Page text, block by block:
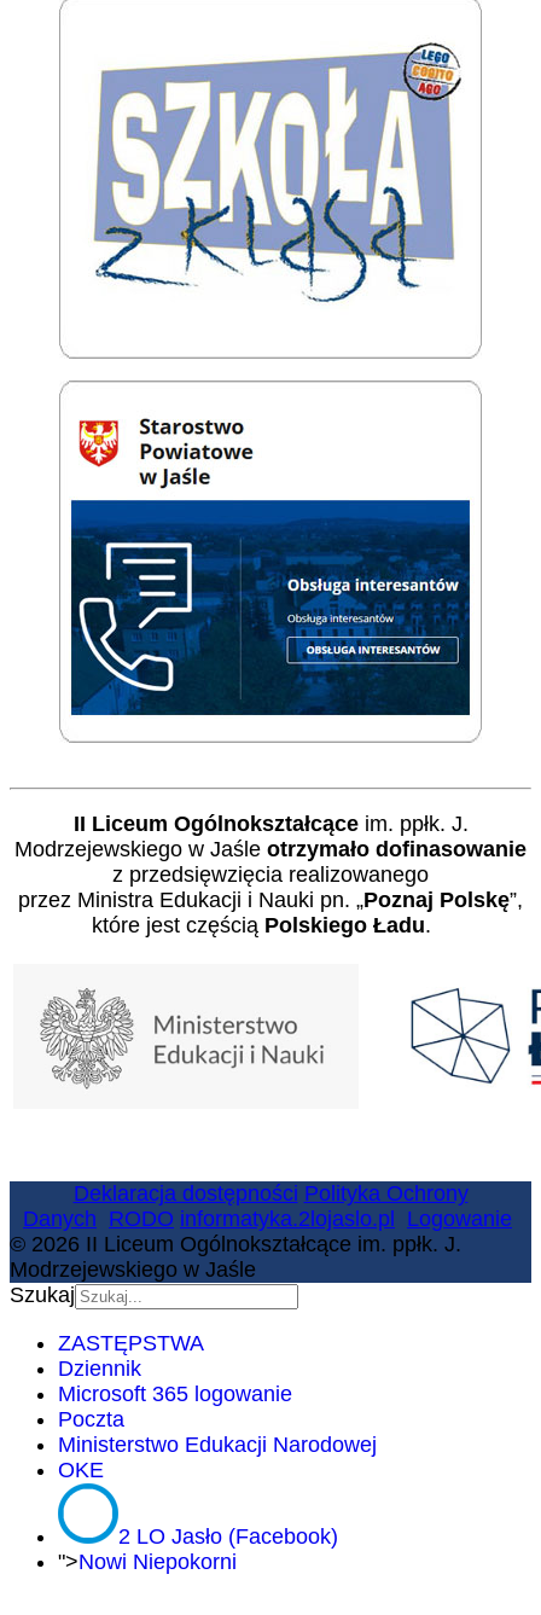
II Liceum Ogólnokształcąceim. ppłk. J.
Modrzejewskiego w Jaśle otrzymało dofinasowanie
z przedsięwzięcia realizowanego
przez Ministra Edukacji i Nauki pn. „Poznaj Polskę”,
które jest częścią Polskiego Ładu.
Deklaracja dostępności Polityka Ochrony
Danych RODO informatyka.2lojaslo.pl
Logowanie
© 2026 II Liceum Ogólnokształcące im. ppłk. J.
Modrzejewskiego w Jaśle
Szukaj
ZASTĘPSTWA
Dziennik
Microsoft 365 logowanie
Poczta
Ministerstwo Edukacji Narodowej
OKE
2 LO Jasło (Facebook)
">Nowi Niepokorni